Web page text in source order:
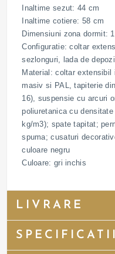
Inaltime sezut: 44 cm
Inaltime cotiere: 58 cm
Dimensiuni zona dormit:
Configuratie: coltar
sezlonguri, lada de
Material: coltar
masiv si PAL, tapiterie
16), suspensie cu arcuri
poliuretanica cu
kg/m3); spate tapitat;
spuma; cusaturi
culoare negru
Culoare: gri inchis
LIVRARE
SPECIFICATII